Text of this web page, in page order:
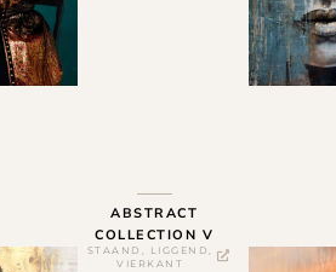
ABSTRACT
COLLECTION V
STAAND , LIGGEND,
VIERKANT